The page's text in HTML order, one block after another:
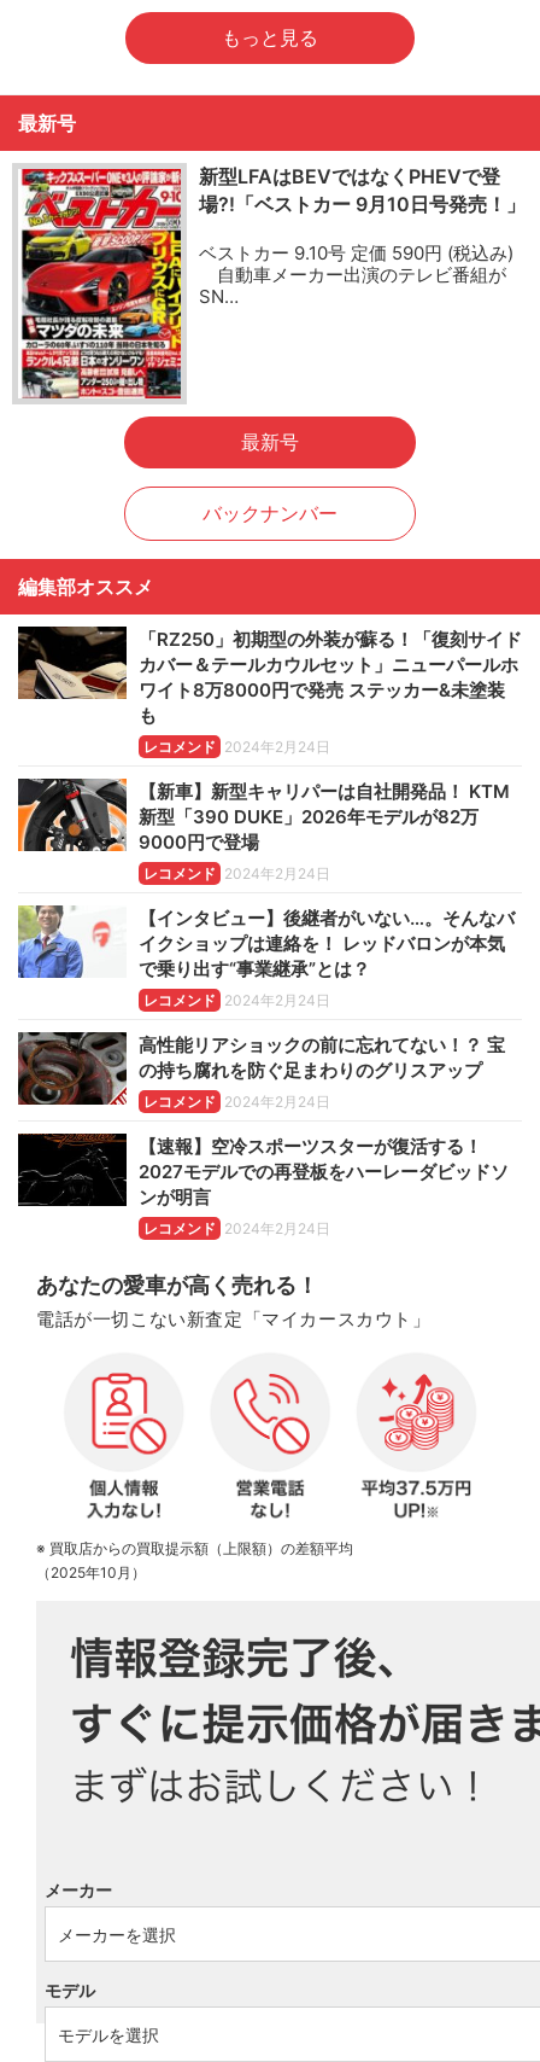
もっと見る
最新号
新型LFAはBEVではなくPHEVで登
場?!「ベストカー 9月10日号発売！」
ベストカー 9.10号 定価 590円 (税込み)
自動車メーカー出演のテレビ番組が
SN…
最新号
バックナンバー
編集部オススメ
「RZ250」初期型の外装が蘇る！「復刻サイド
カバー＆テールカウルセット」ニューパールホ
ワイト8万8000円で発売 ステッカー&未塗装
も
レコメンド 2024年2月24日
【新車】新型キャリパーは自社開発品！ KTM
新型「390 DUKE」2026年モデルが82万
9000円で登場
レコメンド 2024年2月24日
【インタビュー】後継者がいない…。そんなバ
イクショップは連絡を！ レッドバロンが本気
で乗り出す“事業継承”とは？
レコメンド 2024年2月24日
高性能リアショックの前に忘れてない！？ 宝
の持ち腐れを防ぐ足まわりのグリスアップ
レコメンド 2024年2月24日
【速報】空冷スポーツスターが復活する！
2027モデルでの再登板をハーレーダビッドソ
ンが明言
レコメンド 2024年2月24日
あなたの愛車が高く売れる！
電話が一切こない新査定「マイカースカウト」
※ 買取店からの買取提示額（上限額）の差額平均
（2025年10月）
メーカー
モデル